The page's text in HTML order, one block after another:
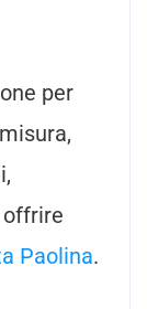
per
offrire
Paolina.